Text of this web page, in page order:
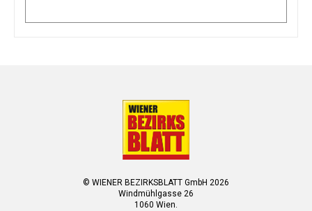
© WIENER BEZIRKSBLATT GmbH 2026
Windmühlgasse 26
1060 Wien.